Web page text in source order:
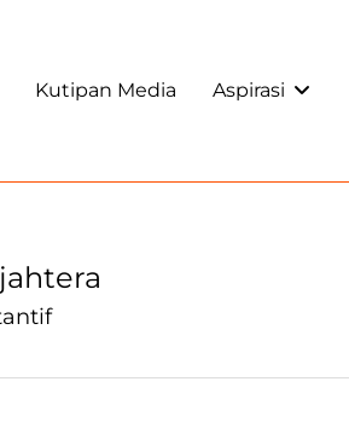
Kutipan Media Aspirasi